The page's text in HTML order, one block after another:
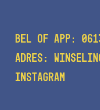
BEL OF APP:
ADRES:
INSTAGRAM